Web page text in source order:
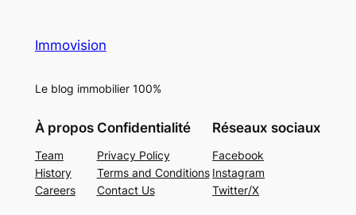
Immovision
Le blog immobilier 100%
À propos
Team
History
Careers
Confidentialité
Privacy Policy
Terms and Conditions
Contact Us
Réseaux sociaux
Facebook
Instagram
Twitter/X